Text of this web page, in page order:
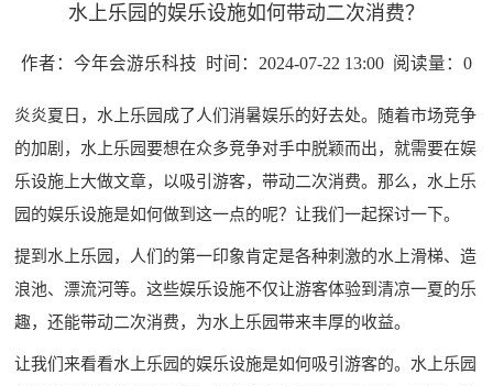
水上乐园的娱乐设施如何带动二次消费？
作者：今年会游乐科技 时间：2024-07-22 13:00 阅读量： 0
炎炎夏日，水上乐园成了人们消暑娱乐的好去处。随着市场竞争
的加剧，水上乐园要想在众多竞争对手中脱颖而出，就需要在娱
乐设施上大做文章，以吸引游客，带动二次消费。那么，水上乐
园的娱乐设施是如何做到这一点的呢？让我们一起探讨一下。
提到水上乐园，人们的第一印象肯定是各种刺激的水上滑梯、造
浪池、漂流河等。这些娱乐设施不仅让游客体验到清凉一夏的乐
趣，还能带动二次消费，为水上乐园带来丰厚的收益。
让我们来看看水上乐园的娱乐设施是如何吸引游客的。水上乐园